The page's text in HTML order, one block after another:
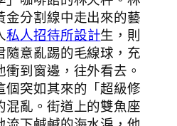
金分割線中走出來的藝
私人招待所設計生，則
隨意亂踢的毛線球，充
到窗邊，往外看去。
個突如其來的「超級修
混亂。街道上的雙魚座